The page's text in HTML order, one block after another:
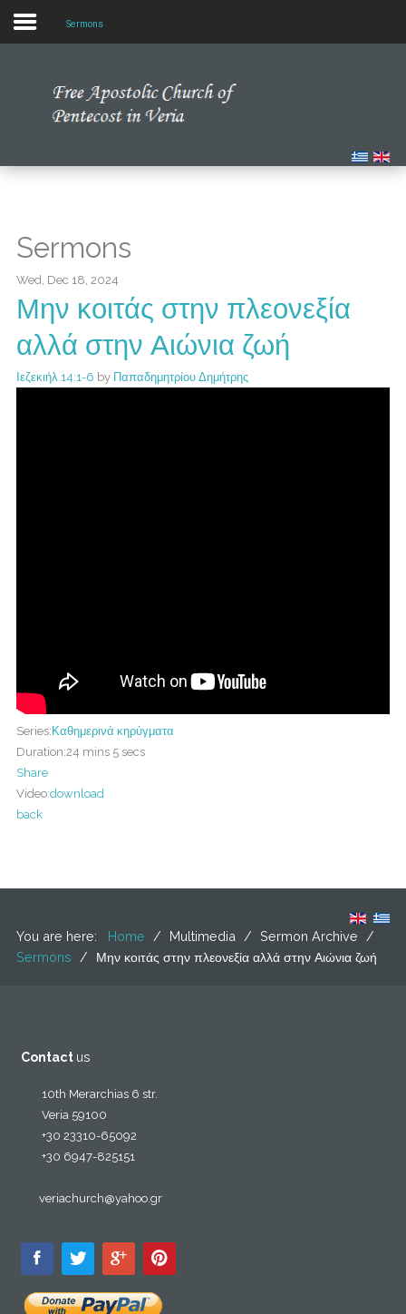
Home
Sermons
Sermons
Wed, Dec 18, 2024
Μην κοιτάς στην πλεονεξία
αλλά στην Αιώνια ζωή
Ιεζεκιήλ 14:1-6 by Παπαδημητρίου Δημήτρης
Series: Καθημερινά κηρύγματα
Duration:24 mins 5 secs
Share
Video:download
back
You are here: Home / Multimedia / Sermon Archive /
Sermons / Μην κοιτάς στην πλεονεξία αλλά στην Αιώνια ζωή
Contact us
10th Merarchias 6 str.
Veria 59100
+30 23310-65092
+30 6947-825151
veriachurch@yahoo.gr